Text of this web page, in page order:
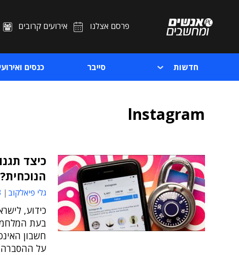
פרסם אצלנו אירועים קרובים
חדשות סייבר כנסים
lnstagram
כיצד
הנוכחית?
גלי פיאלקוב
כידוע,
חשבון
על ההסברה,